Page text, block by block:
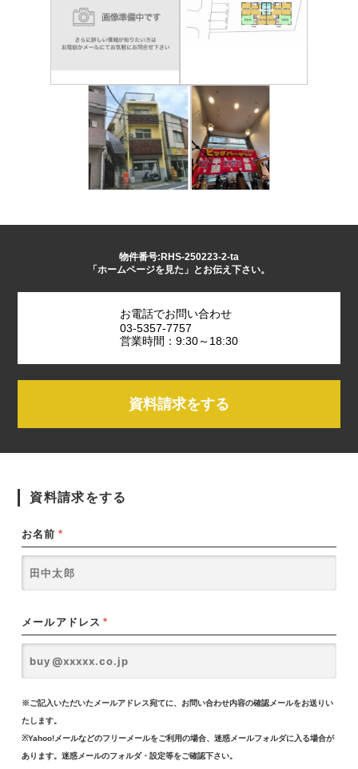
物件番号:RHS-250223-2-ta
「ホームページを見た」とお伝え下さい。
お電話でお問い合わせ
03-5357-7757
営業時間：9:30～18:30
資料請求をする
資料請求をする
お名前 *
メールアドレス *
※ご記入いただいたメールアドレス宛てに、お問い合わせ内容の確認メールをお送りい
たします。
※Yahoo!メールなどのフリーメールをご利用の場合、迷惑メールフォルダに入る場合が
あります。迷惑メールのフォルダ・設定等をご確認下さい。